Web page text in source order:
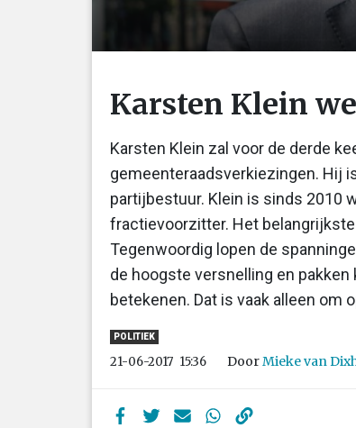
Karsten Klein
Karsten Klein zal voor de derde
gemeenteraadsverkiezingen. Hij
partijbestuur. Klein is sinds 2010
fractievoorzitter. Het
Tegenwoordig lopen de
de hoogste versnelling en
betekenen. Dat is vaak alleen om
POLITIEK
21-06-2017 15:36 DoorMieke van